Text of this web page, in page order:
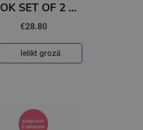
BOOK SET OF 2 Titles: Come and Get It + HOT WAX
€28.80
Ielikt grozā